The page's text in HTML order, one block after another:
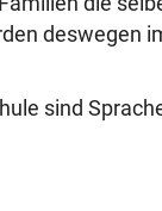
deswegen
sind